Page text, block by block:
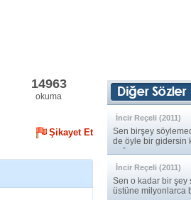
14963
okuma
Şikayet Et
İncir Reçeli (2011)
Sen birşey
de öyle bir gidersin
nefes ... »
İncir Reçeli (2011)
Sen o kadar bir
üstüne milyonlarca